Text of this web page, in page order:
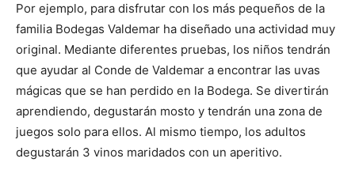
Por ejemplo, para disfrutar con los más pequeños de la
familia Bodegas Valdemar ha diseñado una actividad muy
original. Mediante diferentes pruebas, los niños tendrán
que ayudar al Conde de Valdemar a encontrar las uvas
mágicas que se han perdido en la Bodega. Se divertirán
aprendiendo, degustarán mosto y tendrán una zona de
juegos solo para ellos. Al mismo tiempo, los adultos
degustarán 3 vinos maridados con un aperitivo.